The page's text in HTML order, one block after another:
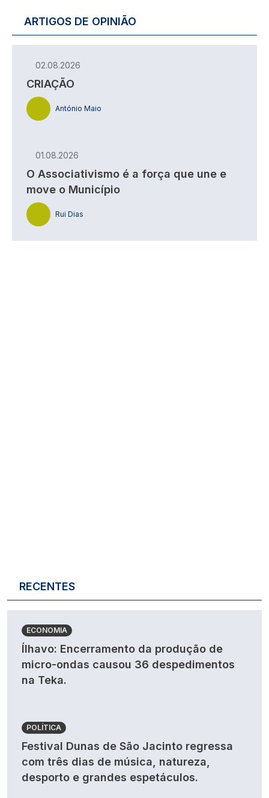
ARTIGOS DE OPINIÃO
02.08.2026
CRIAÇÃO
António Maio
01.08.2026
O Associativismo é a força que une e
move o Município
Rui Dias
RECENTES
ECONOMIA
Ílhavo: Encerramento da produção de
micro-ondas causou 36 despedimentos
na Teka.
POLÍTICA
Festival Dunas de São Jacinto regressa
com três dias de música, natureza,
desporto e grandes espetáculos.